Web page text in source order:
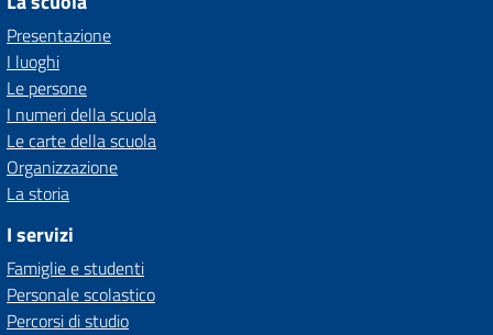
Presentazione
I luoghi
Le persone
I numeri della scuola
Le carte della scuola
Organizzazione
La storia
I servizi
Famiglie e studenti
Personale scolastico
Percorsi di studio